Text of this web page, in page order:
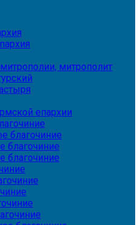
митрополит
епархии
благочиние
благочиние
благочиние